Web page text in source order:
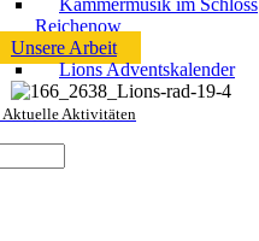
Kammermusik im Schloss
Reichenow
Unsere Arbeit
Lions Adventskalender
Aktuelle Aktivitäten